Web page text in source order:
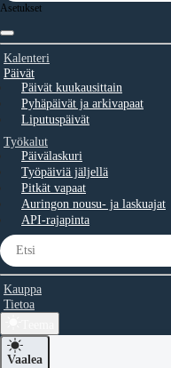
Asetukset
Kalenteri
Päivät
Päivät kuukausittain
Pyhäpäivät ja arkivapaat
Liputuspäivät
Työkalut
Päivälaskuri
Työpäiviä jäljellä
Pitkät vapaat
Auringon nousu- ja laskuajat
API-rajapinta
Kauppa
Tietoa
Vaalea